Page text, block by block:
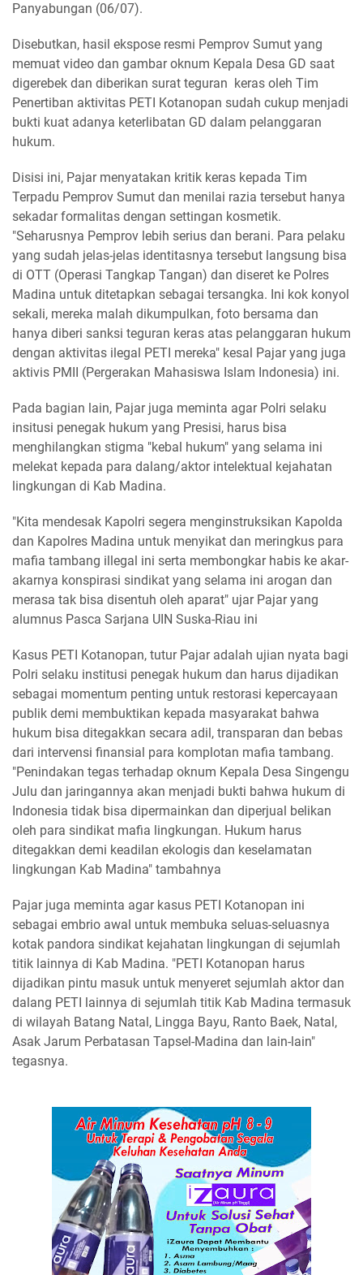
Panyabungan (06/07).
Disebutkan, hasil ekspose resmi Pemprov Sumut yang
memuat video dan gambar oknum Kepala Desa GD saat
digerebek dan diberikan surat teguran keras oleh Tim
Penertiban aktivitas PETI Kotanopan sudah cukup menjadi
bukti kuat adanya keterlibatan GD dalam pelanggaran
hukum.
Disisi ini, Pajar menyatakan kritik keras kepada Tim
Terpadu Pemprov Sumut dan menilai razia tersebut hanya
sekadar formalitas dengan settingan kosmetik.
"Seharusnya Pemprov lebih serius dan berani. Para pelaku
yang sudah jelas-jelas identitasnya tersebut langsung bisa
di OTT (Operasi Tangkap Tangan) dan diseret ke Polres
Madina untuk ditetapkan sebagai tersangka. Ini kok konyol
sekali, mereka malah dikumpulkan, foto bersama dan
hanya diberi sanksi teguran keras atas pelanggaran hukum
dengan aktivitas ilegal PETI mereka" kesal Pajar yang juga
aktivis PMII (Pergerakan Mahasiswa Islam Indonesia) ini.
Pada bagian lain, Pajar juga meminta agar Polri selaku
insitusi penegak hukum yang Presisi, harus bisa
menghilangkan stigma "kebal hukum" yang selama ini
melekat kepada para dalang/aktor intelektual kejahatan
lingkungan di Kab Madina.
"Kita mendesak Kapolri segera menginstruksikan Kapolda
dan Kapolres Madina untuk menyikat dan meringkus para
mafia tambang illegal ini serta membongkar habis ke akar-
akarnya konspirasi sindikat yang selama ini arogan dan
merasa tak bisa disentuh oleh aparat" ujar Pajar yang
alumnus Pasca Sarjana UIN Suska-Riau ini
Kasus PETI Kotanopan, tutur Pajar adalah ujian nyata bagi
Polri selaku institusi penegak hukum dan harus dijadikan
sebagai momentum penting untuk restorasi kepercayaan
publik demi membuktikan kepada masyarakat bahwa
hukum bisa ditegakkan secara adil, transparan dan bebas
dari intervensi finansial para komplotan mafia tambang.
"Penindakan tegas terhadap oknum Kepala Desa Singengu
Julu dan jaringannya akan menjadi bukti bahwa hukum di
Indonesia tidak bisa dipermainkan dan diperjual belikan
oleh para sindikat mafia lingkungan. Hukum harus
ditegakkan demi keadilan ekologis dan keselamatan
lingkungan Kab Madina" tambahnya
Pajar juga meminta agar kasus PETI Kotanopan ini
sebagai embrio awal untuk membuka seluas-seluasnya
kotak pandora sindikat kejahatan lingkungan di sejumlah
titik lainnya di Kab Madina. "PETI Kotanopan harus
dijadikan pintu masuk untuk menyeret sejumlah aktor dan
dalang PETI lainnya di sejumlah titik Kab Madina termasuk
di wilayah Batang Natal, Lingga Bayu, Ranto Baek, Natal,
Asak Jarum Perbatasan Tapsel-Madina dan lain-lain"
tegasnya.